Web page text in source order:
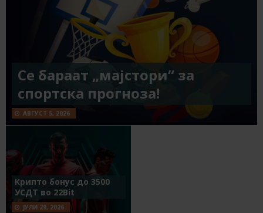
Се бараат „мајстори“ за
спортска прогноза!
АВГУСТ 5, 2026
Крипто бонус до 3500
УСДТ во 22Bit
ЈУЛИ 29, 2026